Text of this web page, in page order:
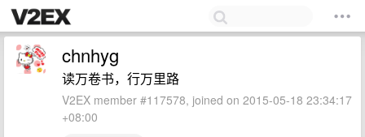
chnhyg
读万卷书，行万里路
V2EX member #117578, joined on 2015-05-18 23:34:17
+08:00